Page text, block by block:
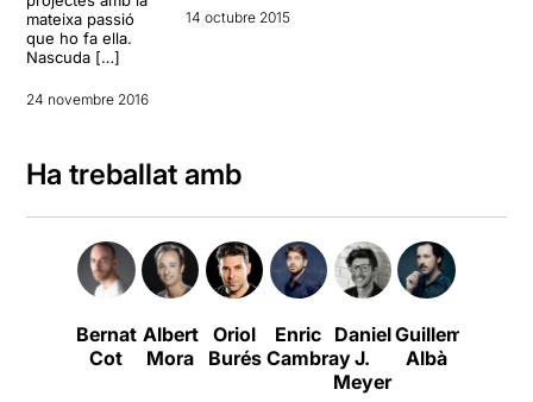
mateixa passió
que ho fa ella.
Nascuda […]
24 novembre 2016
14 octubre 2015
Ha treballat amb
Bernat
Cot
Albert
Mora
Oriol
Burés
Enric
Cambray
Daniel
J.
Meyer
Guillem
Albà
Victòria